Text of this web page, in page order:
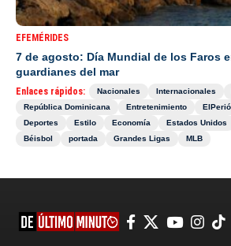
EFEMÉRIDES
7 de agosto: Día Mundial de los Faros
guardianes del mar
Enlaces rápidos: Nacionales Internacionales
República Dominicana
Entretenimiento
Deportes
Estilo Economía Estados Unidos
Béisbol
portada Grandes Ligas MLB